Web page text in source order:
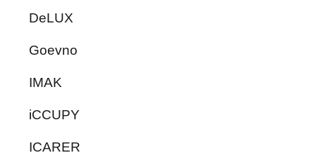
DeLUX
Goevno
IMAK
iCCUPY
ICARER